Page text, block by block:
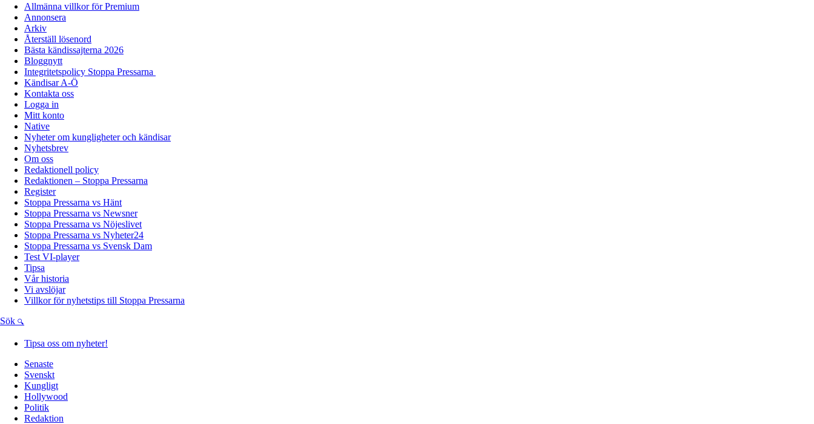
Allmänna villkor för Premium
Annonsera
Arkiv
Återställ lösenord
Bästa kändissajterna 2026
Bloggnytt
Integritetspolicy Stoppa Pressarna
Kändisar A-Ö
Kontakta oss
Logga in
Mitt konto
Native
Nyheter om kungligheter och kändisar
Nyhetsbrev
Om oss
Redaktionell policy
Redaktionen – Stoppa Pressarna
Register
Stoppa Pressarna vs Hänt
Stoppa Pressarna vs Newsner
Stoppa Pressarna vs Nöjeslivet
Stoppa Pressarna vs Nyheter24
Stoppa Pressarna vs Svensk Dam
Test VI-player
Tipsa
Vår historia
Vi avslöjar
Villkor för nyhetstips till Stoppa Pressarna
Sök
Tipsa oss om nyheter!
Senaste
Svenskt
Kungligt
Hollywood
Politik
Redaktion